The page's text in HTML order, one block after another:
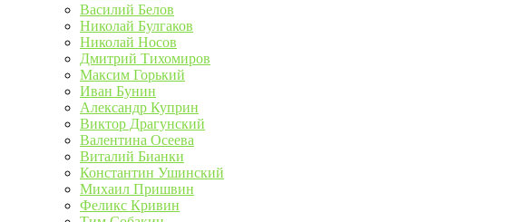
Василий Белов
Николай Булгаков
Николай Носов
Дмитрий Тихомиров
Максим Горький
Иван Бунин
Александр Куприн
Виктор Драгунский
Валентина Осеева
Виталий Бианки
Константин Ушинский
Михаил Пришвин
Феликс Кривин